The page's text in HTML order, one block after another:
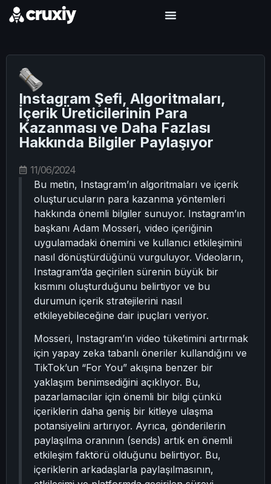
Instagram Şefi, Algoritmaları,
İçerik Üreticilerinin Para
Kazanması ve Daha Fazlası
Hakkında Bilgiler Paylaşıyor
11/06/2024
Bu metin, Instagram’ın algoritmaları ve içerik
oluşturucuların para kazanma yöntemleri
hakkında önemli bilgiler sunuyor. Instagram’ın
başkanı Adam Mosseri, video içeriğinin
uygulamadaki önemini ve kullanıcı etkileşimini
nasıl dönüştürdüğünü vurguluyor. Videoların,
Instagram’da geçirilen sürenin büyük bir
kısmını oluşturduğunu belirtiyor ve bu
durumun içerik stratejilerini nasıl
etkileyebileceğine dair ipuçları veriyor.
Mosseri, Instagram’ın video tüketimini artırmak
için yapay zeka tabanlı öneriler kullandığını ve
TikTok’un “For You” akışına benzer bir
yaklaşım benimsediğini açıklıyor. Bu,
pazarlamacılar için önemli bir bilgi çünkü
içeriklerin daha geniş bir kitleye ulaşma
potansiyelini artırıyor. Ayrıca, gönderilerin
paylaşılma oranının (sends) artık en önemli
etkileşim faktörü olduğunu belirtiyor. Bu,
içeriklerin arkadaşlarla paylaşılmasının,